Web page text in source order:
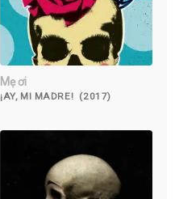
Mẹ ơi
¡AY, MI MADRE! (2017)